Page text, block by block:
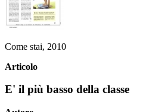
Come stai, 2010
Articolo
E' il più basso della classe